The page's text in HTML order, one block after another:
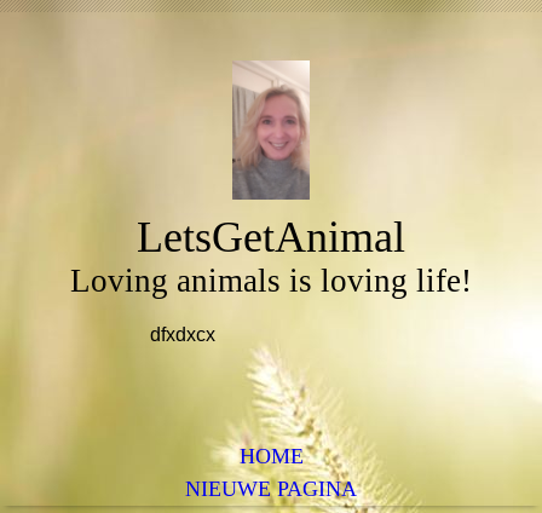
LetsGetAnimal
Loving animals is loving life!
dfxdxcx
HOME
NIEUWE PAGINA